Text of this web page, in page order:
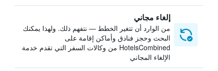
إلغاء مجاني
من الوارد أن تتغير الخطط — نتفهم ذلك. ولهذا يمكنك
البحث وحجز فنادق وأماكن إقامة على
HotelsCombined من وكالات السفر التي تقدم خدمة
الإلغاء المجاني